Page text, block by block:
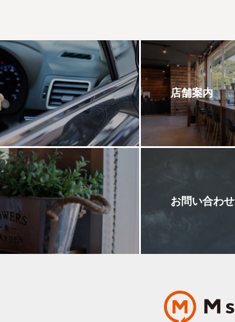
店舗案内
お問い合わせ